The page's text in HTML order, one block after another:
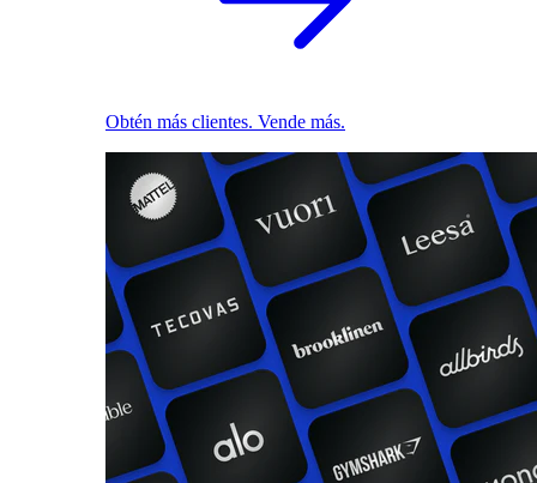
Obtén más clientes. Vende más.